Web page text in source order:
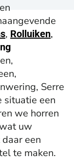
, Rolluiken,
Serre
situatie een
we horren
uw
een
te maken.